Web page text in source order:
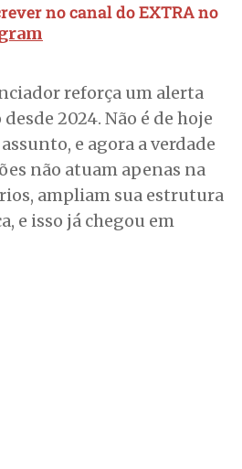
no canal do EXTRA no
reforça um alerta
2024. Não é de hoje
e agora a verdade
não atuam apenas na
ampliam sua estrutura
e isso já chegou em